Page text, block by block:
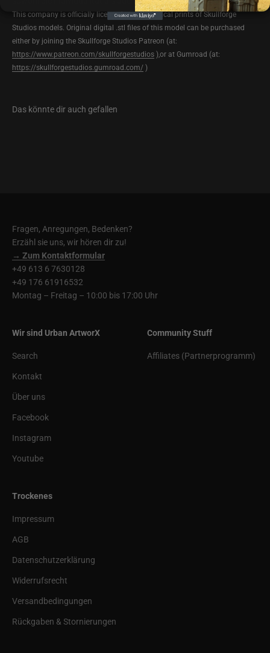
This company is officially licensed to sell physical prints of Skullforge
Studios models. Original digital .stl files of this model can be purchased
either by joining the Skullforge Studios Patreon (at:
https://www.patreon.com/skullforgestudios ),or at Gumroad (at:
https://skullforgestudios.gumroad.com/ )
Fragen, Anregungen, Bedenken?
Erzähl sie uns, wir hören dir zu!
→ Zum Kontaktformular
+49 613 6 7630128
+49 176 61916532
Montag – Freitag – 10:00 bis 17:00 Uhr
Wir sind Urban ArtworX
Search
Kontakt
Über uns
Facebook
Instagram
Youtube
Community Stuff
Affiliates (Partnerprogramm)
Trockenes
Impressum
AGB
Datenschutzerklärung
Widerrufsrecht
Versandbedingungen
Rückgaben & Stornierungen